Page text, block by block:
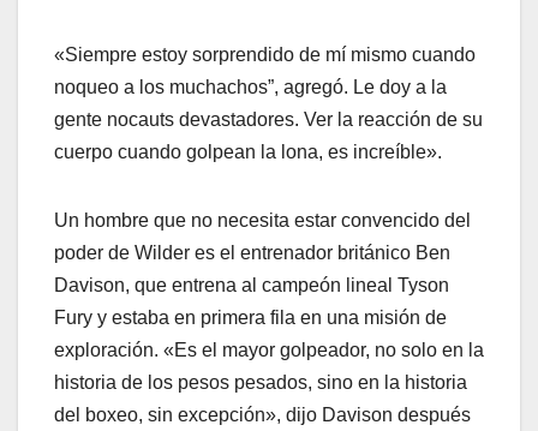
«Siempre estoy sorprendido de mí mismo cuando
noqueo a los muchachos”, agregó. Le doy a la
gente nocauts devastadores. Ver la reacción de su
cuerpo cuando golpean la lona, es increíble».
Un hombre que no necesita estar convencido del
poder de Wilder es el entrenador británico Ben
Davison, que entrena al campeón lineal Tyson
Fury y estaba en primera fila en una misión de
exploración. «Es el mayor golpeador, no solo en la
historia de los pesos pesados, sino en la historia
del boxeo, sin excepción», dijo Davison después